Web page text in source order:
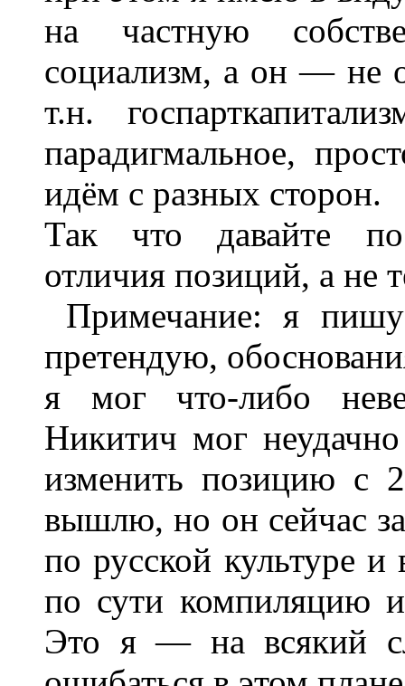
на частную
социализм, а он — не
т.н.
парадигмальное,
идём с разных сторон.
Так что давайте
отличия позиций, а не
Примечание: я
претендую,
я мог что-либо
Никитич мог
изменить позицию с
вышлю, но он сейчас
по русской культуре и
по сути компиляцию
Это я — на всякий